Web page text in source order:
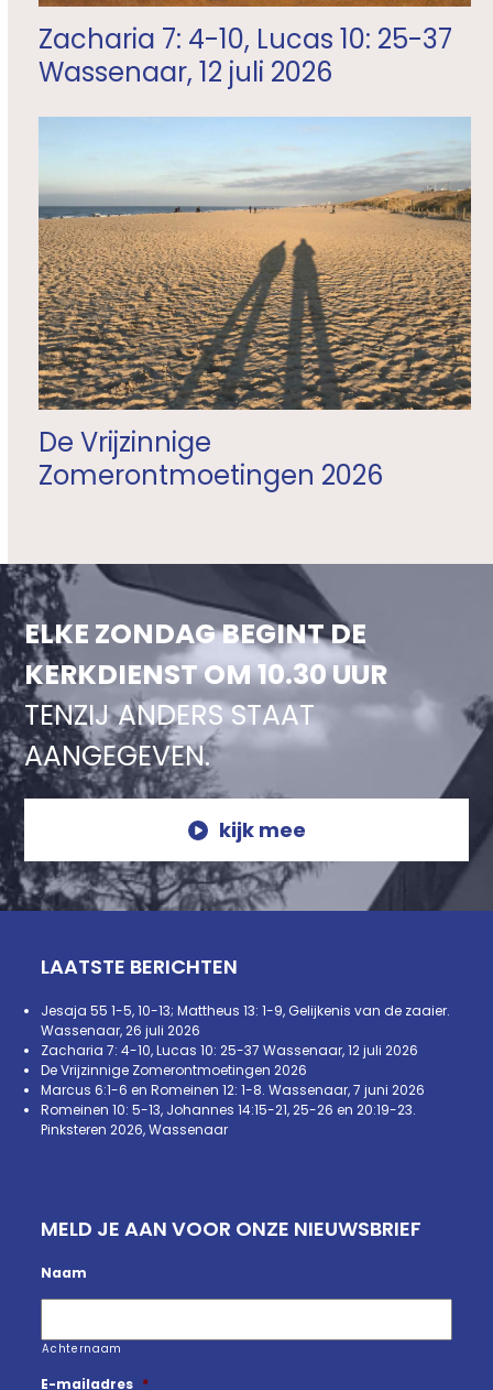
Zacharia 7: 4-10, Lucas 10: 25-37
Wassenaar, 12 juli 2026
De Vrijzinnige
Zomerontmoetingen 2026
ELKE ZONDAG BEGINT DE
KERKDIENST OM 10.30 UUR
TENZIJ ANDERS STAAT
AANGEGEVEN.
kijk mee
LAATSTE BERICHTEN
Jesaja 55 1-5, 10-13; Mattheus 13: 1-9, Gelijkenis van de zaaier.
Wassenaar, 26 juli 2026
Zacharia 7: 4-10, Lucas 10: 25-37 Wassenaar, 12 juli 2026
De Vrijzinnige Zomerontmoetingen 2026
Marcus 6:1-6 en Romeinen 12: 1-8. Wassenaar, 7 juni 2026
Romeinen 10: 5-13, Johannes 14:15-21, 25-26 en 20:19-23.
Pinksteren 2026, Wassenaar
MELD JE AAN VOOR ONZE NIEUWSBRIEF
Naam
Achternaam
E-mailadres *